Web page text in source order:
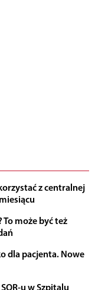
z centralnej
może być też
dla pacjenta. Nowe
u w Szpitalu